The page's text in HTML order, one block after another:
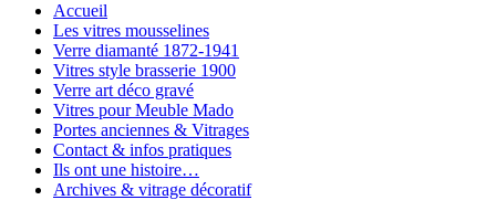
Accueil
Les vitres mousselines
Verre diamanté 1872-1941
Vitres style brasserie 1900
Verre art déco gravé
Vitres pour Meuble Mado
Portes anciennes & Vitrages
Contact & infos pratiques
Ils ont une histoire…
Archives & vitrage décoratif